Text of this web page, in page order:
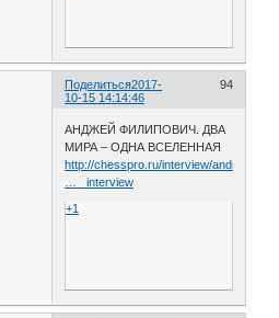
Поделиться 94
2017-
10-15 14:14:46
АНДЖЕЙ ФИЛИПОВИЧ. ДВА
МИРА – ОДНА ВСЕЛЕННАЯ
http://chesspro.ru/interview/andrzej_fi
… _interview
+1